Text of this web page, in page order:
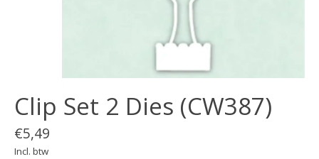
Clip Set 2 Dies (CW387)
€5,49
Incl. btw